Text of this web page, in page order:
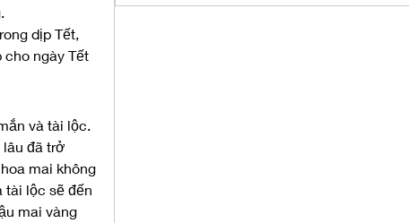
dịp Tết,
ngày Tết
và tài lộc.
đã trở
mai không
lộc sẽ đến
mai vàng